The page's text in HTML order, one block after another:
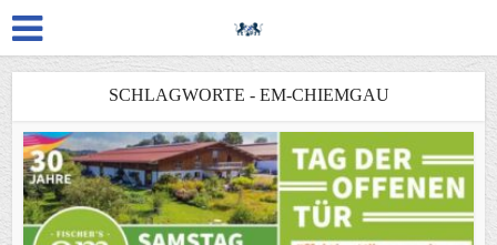
SCHLAGWORTE - EM-CHIEMGAU